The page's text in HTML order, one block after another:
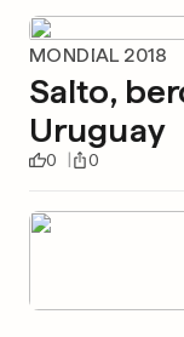
MONDIAL 2018
Salto,
Uruguay
0 0